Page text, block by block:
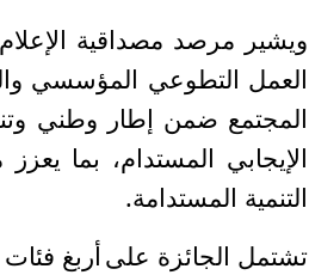
ويشير مرصد مصداقية
العمل التطوعي المؤسسي
المجتمع ضمن إطار وطني
الإيجابي المستدام، بما
التنمية المستدامة.
تشتمل الجائزة علىأربغ